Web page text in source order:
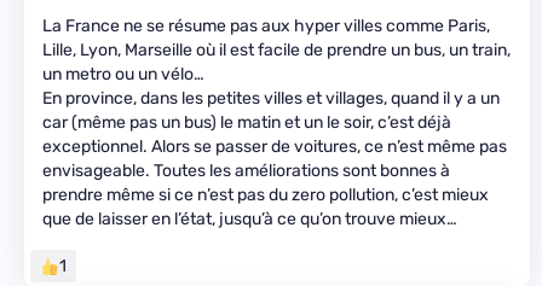
La France ne se résume pas aux hyper villes comme Paris,
Lille, Lyon, Marseille où il est facile de prendre un bus, un train,
un metro ou un vélo…
En province, dans les petites villes et villages, quand il y a un
car (même pas un bus) le matin et un le soir, c’est déjà
exceptionnel. Alors se passer de voitures, ce n’est même pas
envisageable. Toutes les améliorations sont bonnes à
prendre même si ce n’est pas du zero pollution, c’est mieux
que de laisser en l’état, jusqu’à ce qu’on trouve mieux…
1